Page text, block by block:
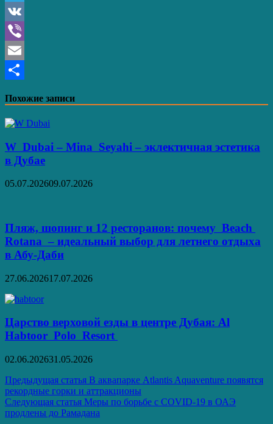
Telegram
VK
Viber
Email
Похожие записи
W Dubai – Mina Seyahi – эклектичная эстетика
в Дубае
05.07.202609.07.2026
Пляж, шопинг и 12 ресторанов: почему Beach
Rotana – идеальный выбор для летнего отдыха
в Абу-Даби
27.06.202617.07.2026
Царство верховой езды в центре Дубая: Al
Habtoor Polo Resort
02.06.202631.05.2026
Навигация
по
записям
Предыдущая статья В аквапарке Atlantis Aquaventure появятся
рекордные горки и аттракционы
Следующая статья Меры по борьбе с COVID-19 в ОАЭ
продлены до Рамадана